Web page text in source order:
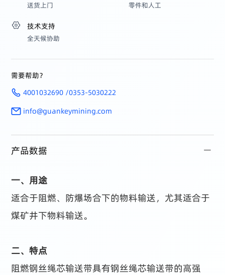
送货上门 零件和人工
技术支持
全天候协助
需要帮助？
4001032690 /0353-5030222
info@guankeymining.com
产品数据
一、用途
适合于阻燃、防爆场合下的物料输送，尤其适合于
煤矿井下物料输送。
二、特点
阻燃钢丝绳芯输送带具有钢丝绳芯输送带的高强